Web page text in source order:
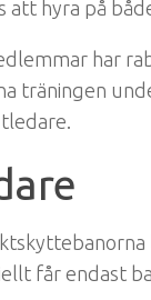
att hyra på
har
träningen
får endast